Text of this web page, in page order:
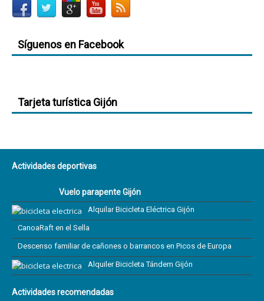
Síguenos en Facebook
Tarjeta turística Gijón
Actividades deportivas
Vuelo parapente Gijón
Alquilar Bicicleta Eléctrica Gijón
CanoaRaft en el Sella
Descenso familiar de cañones o barrancos en Picos de Europa
Alquiler Bicicleta Tándem Gijón
Actividades recomendadas